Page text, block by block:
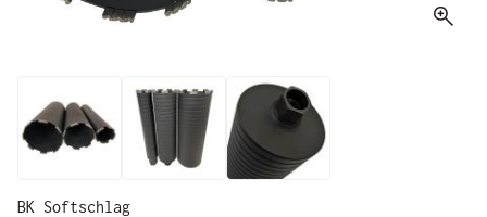
zoom_in
BK Softschlag